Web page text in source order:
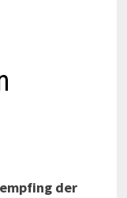
der